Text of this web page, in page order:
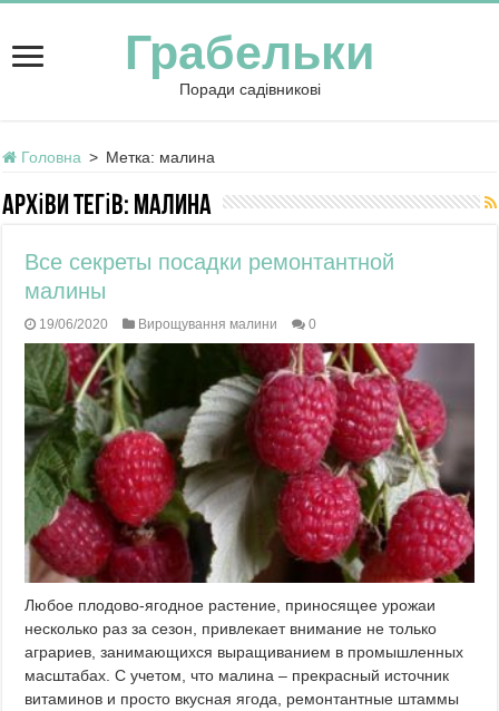
Грабельки
Поради садівникові
Головна > Метка: малина
Архіви тегів: малина
Все секреты посадки ремонтантной
малины
19/06/2020 Вирощування малини 0
Любое плодово-ягодное растение, приносящее урожаи
несколько раз за сезон, привлекает внимание не только
аграриев, занимающихся выращиванием в промышленных
масштабах. С учетом, что малина – прекрасный источник
витаминов и просто вкусная ягода, ремонтантные штаммы